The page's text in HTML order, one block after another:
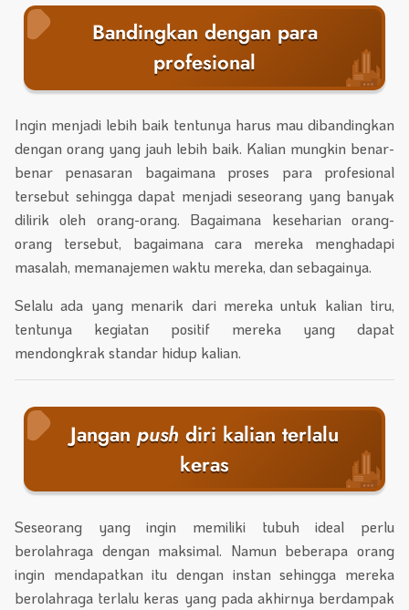
Bandingkan dengan para
profesional
Ingin menjadi lebih baik tentunya harus mau dibandingkan
dengan orang yang jauh lebih baik. Kalian mungkin benar-
benar penasaran bagaimana proses para profesional
tersebut sehingga dapat menjadi seseorang yang banyak
dilirik oleh orang-orang. Bagaimana keseharian orang-
orang tersebut, bagaimana cara mereka menghadapi
masalah, memanajemen waktu mereka, dan sebagainya.
Selalu ada yang menarik dari mereka untuk kalian tiru,
tentunya kegiatan positif mereka yang dapat
mendongkrak standar hidup kalian.
Jangan push diri kalian terlalu
keras
Seseorang yang ingin memiliki tubuh ideal perlu
berolahraga dengan maksimal. Namun beberapa orang
ingin mendapatkan itu dengan instan sehingga mereka
berolahraga terlalu keras yang pada akhirnya berdampak